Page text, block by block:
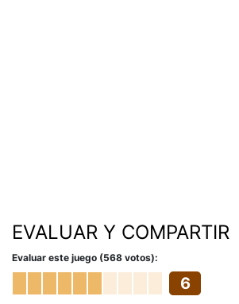
EVALUAR Y COMPARTIR
Evaluar este juego (568 votos):
6